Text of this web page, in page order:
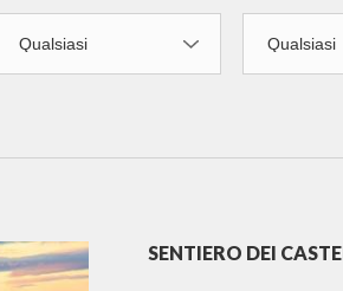
SENTIERO DEI